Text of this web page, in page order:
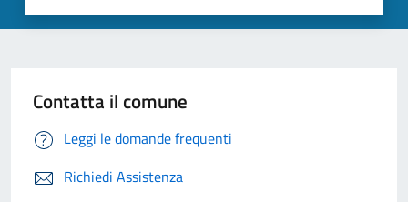
Contatta il comune
Leggi le domande frequenti
Richiedi Assistenza